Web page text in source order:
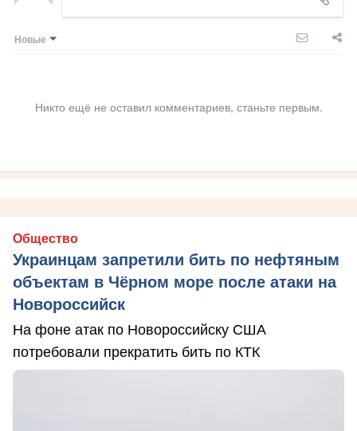
Новые
Никто ещё не оставил комментариев, станьте первым.
Общество
Украинцам запретили бить по нефтяным
объектам в Чёрном море после атаки на
Новороссийск
На фоне атак по Новороссийску США
потребовали прекратить бить по КТК